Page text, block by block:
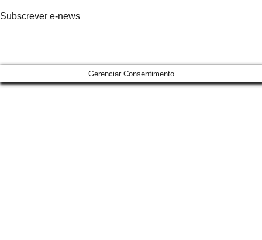
Subscrever e-news
Gerenciar Consentimento